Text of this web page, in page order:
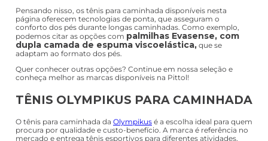
Pensando nisso, os tênis para caminhada disponíveis nesta
página oferecem tecnologias de ponta, que asseguram o
conforto dos pés durante longas caminhadas. Como exemplo,
podemos citar as opções com palmilhas Evasense, com
dupla camada de espuma viscoelástica, que se
adaptam ao formato dos pés.
Quer conhecer outras opções? Continue em nossa seleção e
conheça melhor as marcas disponíveis na Pittol!
TÊNIS OLYMPIKUS PARA CAMINHADA
O tênis para caminhada da Olympikus é a escolha ideal para quem
procura por qualidade e custo-benefício. A marca é referência no
mercado e entrega tênis esportivos para diferentes atividades,